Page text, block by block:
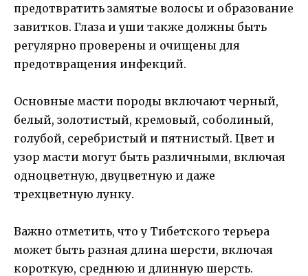
предотвратить замятые волосы и образование
завитков. Глаза и уши также должны быть
регулярно проверены и очищены для
предотвращения инфекций.
Основные масти породы включают черный,
белый, золотистый, кремовый, соболиный,
голубой, серебристый и пятнистый. Цвет и
узор масти могут быть различными, включая
одноцветную, двуцветную и даже
трехцветную лунку.
Важно отметить, что у Тибетского терьера
может быть разная длина шерсти, включая
короткую, среднюю и длинную шерсть.